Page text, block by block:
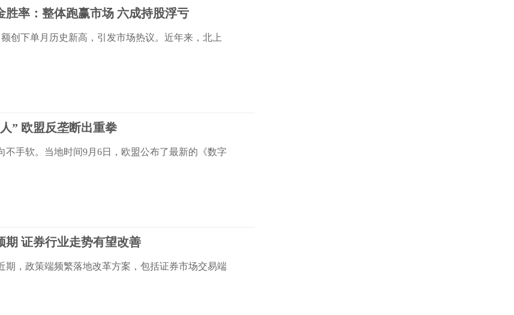
胜率：整体跑赢市场 六成持股浮亏
创下单月历史新高，引发市场热议。近年来，北上
” 欧盟反垄断出重拳
不手软。当地时间9月6日，欧盟公布了最新的《数字
期 证券行业走势有望改善
期，政策端频繁落地改革方案，包括证券市场交易端